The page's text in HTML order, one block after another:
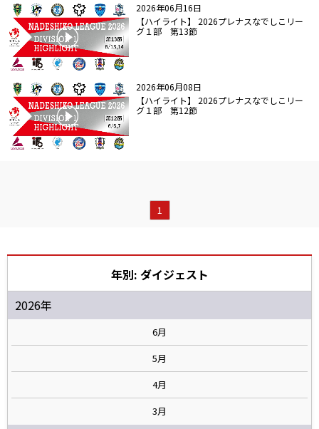
2026年06月16日
【ハイライト】 2026プレナスなでしこリー
グ１部 第13節
2026年06月08日
【ハイライト】 2026プレナスなでしこリー
グ１部 第12節
1
年別: ダイジェスト
2026年
6月
5月
4月
3月